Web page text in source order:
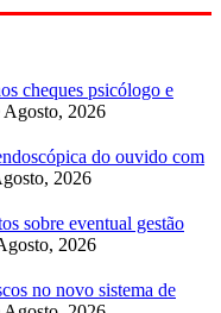
cheques psicólogo e
Agosto, 2026
do ouvido com
2026
sobre eventual gestão
2026
no novo sistema de